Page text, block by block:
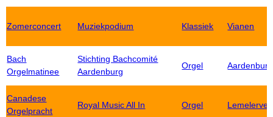
Zomerconcert Muziekpodium Klassiek Vianen
Bach
Orgelmatinee
Stichting Bachcomité
Aardenburg
Orgel Aardenburg
Canadese
Orgelpracht
Royal Music All In Orgel